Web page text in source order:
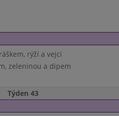
rýží a vejci
zeleninou a dipem
Týden 43